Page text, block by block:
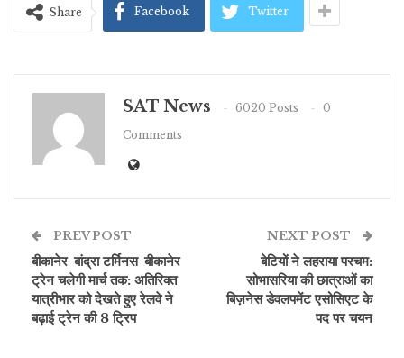
Share Facebook Twitter
SAT News 6020 Posts
0
Comments
PREV POST
बीकानेर-बांद्रा टर्मिनस-बीकानेर
ट्रेन चलेगी मार्च तक: अतिरिक्त
यात्रीभार को देखते हुए रेलवे ने
बढ़ाई ट्रेन की 8 ट्रिप
NEXT POST
बेटियों ने लहराया परचम:
सोभासरिया की छात्राओं का
बिज़नेस डेवलपमेंट एसोसिएट के
पद पर चयन